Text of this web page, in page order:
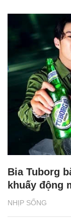
NHỊP SỐNG
Bia Tuborg
khuấy động